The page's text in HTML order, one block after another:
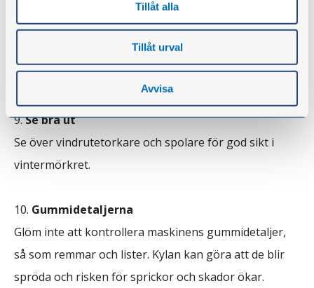
Tillåt alla
Tillåt urval
Avvisa
Belysning och värme
Under vinterhalvåret arbetar maskinen ofta i både
mörker och kyla. Kontrollera att alla lampor, sensorer
och värmesystem fungerar som de ska.
Se bra ut
Se över vindrutetorkare och spolare för god sikt i
vintermörkret.
Gummidetaljerna
Glöm inte att kontrollera maskinens gummidetaljer,
så som remmar och lister. Kylan kan göra att de blir
spröda och risken för sprickor och skador ökar.